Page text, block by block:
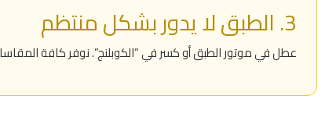
3. الطبق لا يدور بشكل منتظم
عطل في موتور الطبق أو كسر في “الكوبلنج”. نوفر كافة